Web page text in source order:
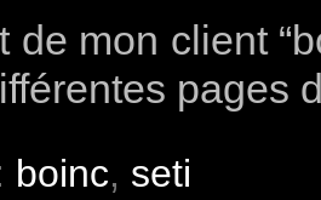
de mon client
pages
boinc, seti